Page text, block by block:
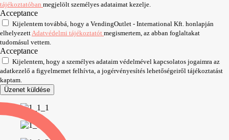
tájékoztatóban megjelölt személyes adataimat kezelje.
Acceptance
Kijelentem továbbá, hogy a VendingOutlet - International Kft. honlapján
elhelyezett Adatvédelmi tájékoztatót megismertem, az abban foglaltakat
tudomásul vettem.
Acceptance
Kijelentem, hogy a személyes adataim védelmével kapcsolatos jogaimra az
adatkezelő a figyelmemet felhívta, a jogérvényesítés lehetőségeiről tájékoztatást
kaptam.
Üzenet küldése